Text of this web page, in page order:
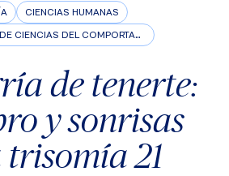
CIENCIAS HUMANAS
FACULTAD DE CIENCIAS DEL COMPORTAMIENTO
de tenerte:
y sonrisas
trisomía 21